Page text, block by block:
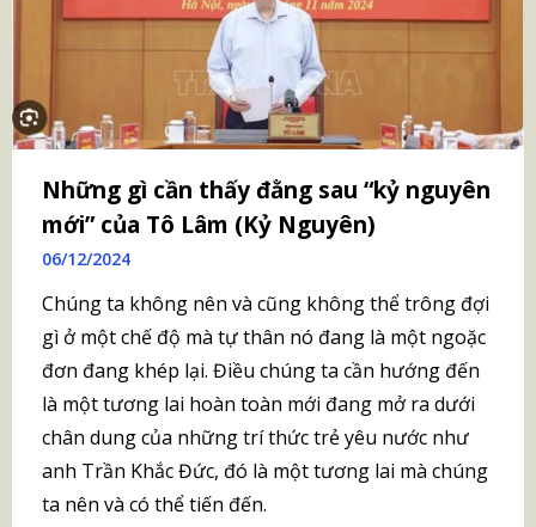
Những gì cần thấy đằng sau “kỷ nguyên
mới” của Tô Lâm (Kỷ Nguyên)
06/12/2024
Chúng ta không nên và cũng không thể trông đợi
gì ở một chế độ mà tự thân nó đang là một ngoặc
đơn đang khép lại. Điều chúng ta cần hướng đến
là một tương lai hoàn toàn mới đang mở ra dưới
chân dung của những trí thức trẻ yêu nước như
anh Trần Khắc Đức, đó là một tương lai mà chúng
ta nên và có thể tiến đến.